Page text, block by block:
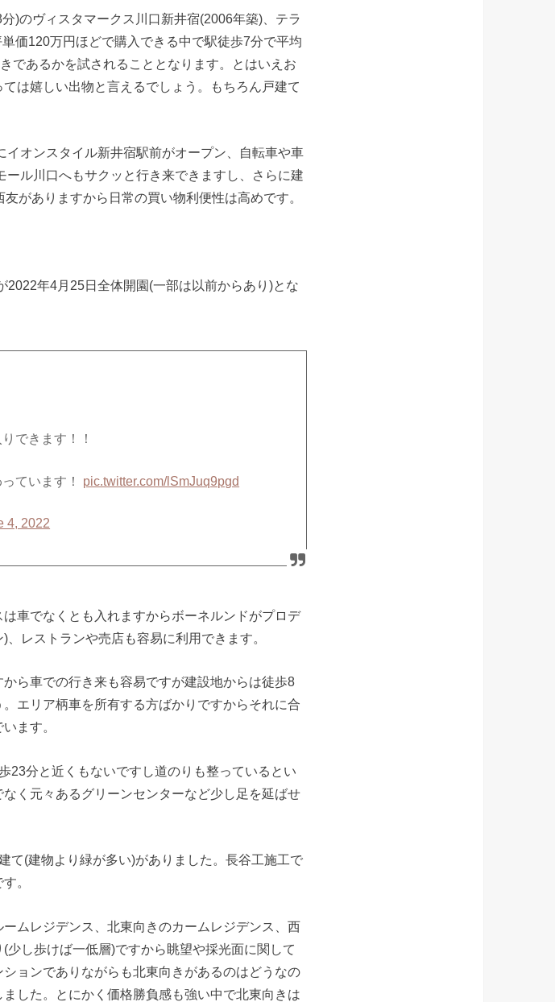
)のヴィスタマークス川口新井宿(2006年築)、テラ
価120万円ほどで購入できる中で駅徒歩7分で平均
であるかを試されることとなります。とはいえお
は嬉しい出物と言えるでしょう。もちろん戸建て
オンスタイル新井宿駅前がオープン、自転車や車
ル川口へもサクッと行き来できますし、さらに建
がありますから日常の買い物利便性は高めです。
年4月25日全体開園(一部は以前からあり)とな
できます！！
ています！ pic.twitter.com/lSmJuq9pgd
4, 2022
車でなくとも入れますからボーネルンドがプロデ
レストランや売店も容易に利用できます。
ら車での行き来も容易ですが建設地からは徒歩8
エリア柄車を所有する方ばかりですからそれに合
ます。
23分と近くもないですし道のりも整っているとい
く元々あるグリーンセンターなど少し足を延ばせ
て(建物より緑が多い)がありました。長谷工施工で
。
ムレジデンス、北東向きのカームレジデンス、西
し歩けば一低層)ですから眺望や採光面に関して
ョンでありながらも北東向きがあるのはどうなの
した。とにかく価格勝負感も強い中で北東向きは